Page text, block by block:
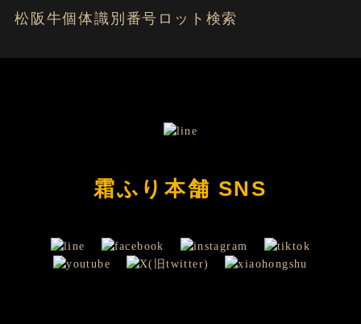
松阪牛個体識別番号ロット検索
霜ふり本舗 SNS